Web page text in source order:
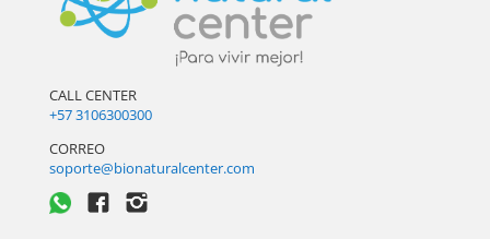
CALL CENTER
+57 3106300300
CORREO
soporte@bionaturalcenter.com